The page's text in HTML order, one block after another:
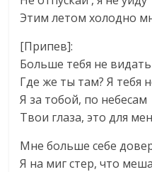
Этим летом холодно
[Припев]:
Больше тебя не видать
Где же ты там? Я тебя
Я за тобой, по небесам
Твои глаза, это для
Мне больше себе
Я на миг стер, что